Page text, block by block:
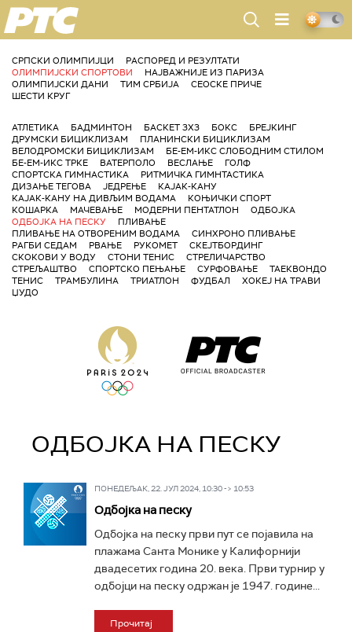
РТС
СРПСКИ ОЛИМПИЈЦИ
РАСПОРЕД И РЕЗУЛТАТИ
ОЛИМПИЈСКИ СПОРТОВИ
НАЈВАЖНИЈЕ ИЗ ПАРИЗА
ОЛИМПИЈСКИ ДАНИ
ТИМ СРБИЈА
СЕОСКЕ ПРИЧЕ
ШЕСТИ КРУГ
АТЛЕТИКА БАДМИНТОН БАСКЕТ 3X3 БОКС
БРЕЈКИНГ
ДРУМСКИ БИЦИКЛИЗАМ
ПЛАНИНСКИ БИЦИКЛИЗАМ
ВЕЛОДРОМСКИ БИЦИКЛИЗАМ
БЕ-ЕМ-ИКС СЛОБОДНИМ СТИЛОМ
БЕ-ЕМ-ИКС ТРКЕ
ВАТЕРПОЛО ВЕСЛАЊЕ
ГОЛФ
СПОРТСКА ГИМНАСТИКА
РИТМИЧКА ГИМНТАСТИКА
ДИЗАЊЕ ТЕГОВА
ЈЕДРЕЊЕ
КАЈАК-КАНУ
КАЈАК-КАНУ НА ДИВЉИМ ВОДАМА
КОЊИЧКИ СПОРТ
КОШАРКА
МАЧЕВАЊЕ МОДЕРНИ ПЕНТАТЛОН
ОДБОЈКА
ОДБОЈКА НА ПЕСКУ
ПЛИВАЊЕ
ПЛИВАЊЕ НА ОТВОРЕНИМ ВОДАМА
СИНХРОНО ПЛИВАЊЕ
РАГБИ СЕДАМ
РВАЊЕ РУКОМЕТ
СКЕЈТБОРДИНГ
СКОКОВИ У ВОДУ
СТОНИ ТЕНИС
СТРЕЛИЧАРСТВО
СТРЕЉАШТВО
СПОРТСКО ПЕЊАЊЕ СУРФОВАЊЕ
ТАЕКВОНДО
ТЕНИС
ТРАМБУЛИНА ТРИАТЛОН ФУДБАЛ
ХОКЕЈ НА ТРАВИ
ЏУДО
ОДБОЈКА НА ПЕСКУ
ПОНЕДЕЉАК, 22. ЈУЛ 2024, 10:30 -> 10:53
Одбојка на песку
Одбојка на песку први пут се појавила на
плажама Санта Монике у Калифорнији
двадесетих година 20. века. Први турнир у
одбојци на песку одржан је 1947. године...
Прочитај